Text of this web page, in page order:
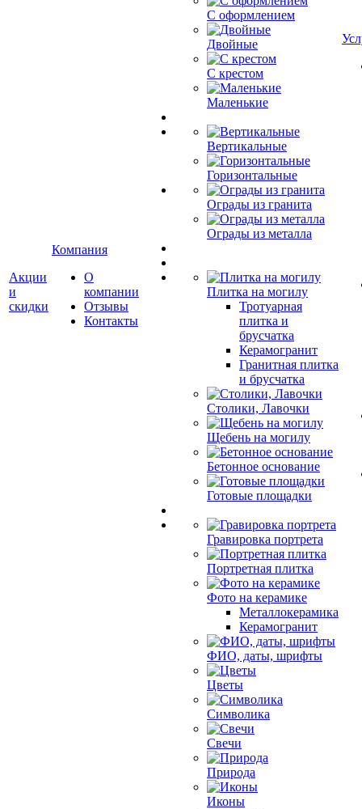
Акции
и
скидки
Компания
О
компании
Отзывы
Контакты
С оформлением
Двойные
С крестом
Маленькие
Вертикальные
Горизонтальные
Ограды из гранита
Ограды из металла
Плитка на могилу
Тротуарная
плитка и
брусчатка
Керамогранит
Гранитная плитка
и брусчатка
Столики, Лавочки
Щебень на могилу
Бетонное основание
Готовые площадки
Гравировка портрета
Портретная плитка
Фото на керамике
Металлокерамика
Керамогранит
ФИО, даты, шрифты
Цветы
Символика
Свечи
Природа
Иконы